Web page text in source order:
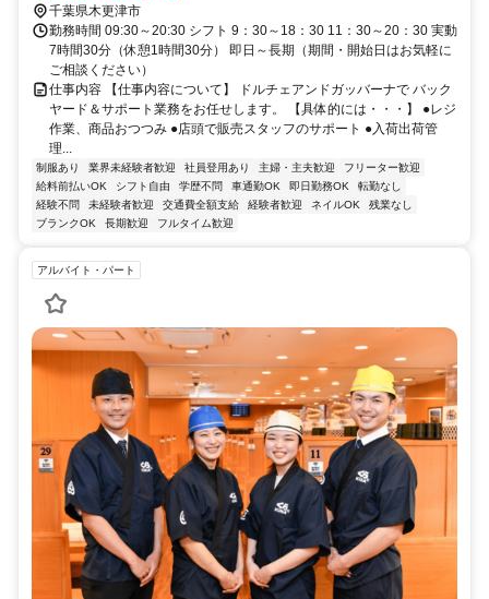
県）徒歩約77分 JR線 木更津駅、袖ケ浦駅よりバス15分
千葉県木更津市
勤務時間 09:30～20:30 シフト 9：30～18：30 11：30～20：30 実動
7時間30分（休憩1時間30分） 即日～長期（期間・開始日はお気軽に
ご相談ください）
仕事内容 【仕事内容について】 ドルチェアンドガッバーナで バック
ヤード＆サポート業務をお任せします。 【具体的には・・・】 ●レジ
作業、商品おつつみ ●店頭で販売スタッフのサポート ●入荷出荷管
理...
制服あり 業界未経験者歓迎 社員登用あり 主婦・主夫歓迎
フリーター歓迎
給料前払いOK
シフト自由 学歴不問 車通勤OK 即日勤務OK
転勤なし
経験不問
未経験者歓迎 交通費全額支給 経験者歓迎 ネイルOK
残業なし
ブランクOK
長期歓迎 フルタイム歓迎
アルバイト・パート